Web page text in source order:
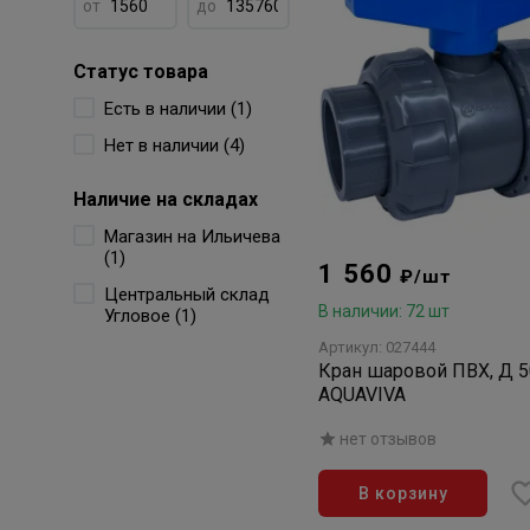
от до
Статус товара
Есть в наличии (1)
Нет в наличии (4)
Наличие на складах
Магазин на Ильичева
(1)
Центральный склад
Угловое (1)
1 560 ₽/шт
В наличии: 72 шт
Артикул: 027444
Кран шаровой ПВХ, Д
AQUAVIVA
нет отзывов
В корзину